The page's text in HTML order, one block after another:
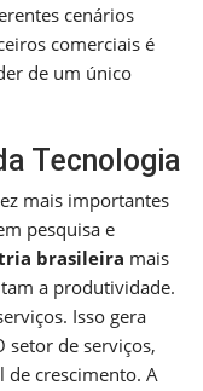
cenários
comerciais é
de um único
Tecnologia
mais importantes
pesquisa e
brasileira mais
a produtividade.
Isso gera
setor de serviços,
crescimento. A